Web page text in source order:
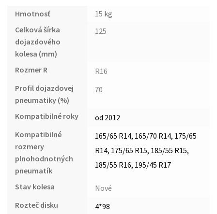
Hmotnosť
15 kg
Celková šírka
dojazdového
kolesa (mm)
125
Rozmer R
R16
Profil dojazdovej
pneumatiky (%)
70
Kompatibilné roky
od 2012
Kompatibilné
rozmery
plnohodnotných
pneumatík
165/65 R14, 165/70 R14, 175/65
R14, 175/65 R15, 185/55 R15,
185/55 R16, 195/45 R17
Stav kolesa
Nové
Rozteč disku
4*98